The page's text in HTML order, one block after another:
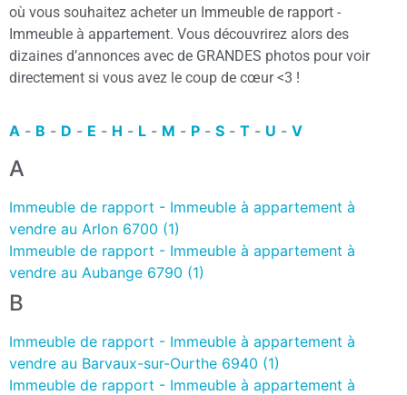
où vous souhaitez acheter un Immeuble de rapport -
Immeuble à appartement. Vous découvrirez alors des
dizaines d’annonces avec de GRANDES photos pour voir
directement si vous avez le coup de cœur <3 !
A - B - D - E - H - L - M - P - S - T - U - V
A
Immeuble de rapport - Immeuble à appartement à
vendre au Arlon 6700 (1)
Immeuble de rapport - Immeuble à appartement à
vendre au Aubange 6790 (1)
B
Immeuble de rapport - Immeuble à appartement à
vendre au Barvaux-sur-Ourthe 6940 (1)
Immeuble de rapport - Immeuble à appartement à